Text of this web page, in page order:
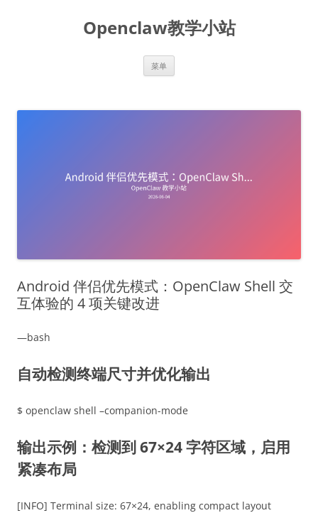
Openclaw教学小站
菜单
Android 伴侣优先模式：OpenClaw Shell 交
互体验的 4 项关键改进
—bash
自动检测终端尺寸并优化输出
$ openclaw shell –companion-mode
输出示例：检测到 67×24 字符区域，启用
紧凑布局
[INFO] Terminal size: 67×24, enabling compact layout